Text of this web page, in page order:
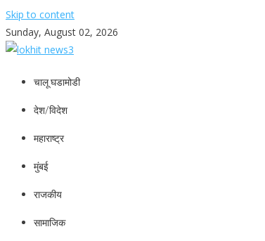
Skip to content
Sunday, August 02, 2026
lokhit news3
lokhit news 3
चालू घडामोडी
देश/विदेश
महाराष्ट्र
मुंबई
राजकीय
सामाजिक